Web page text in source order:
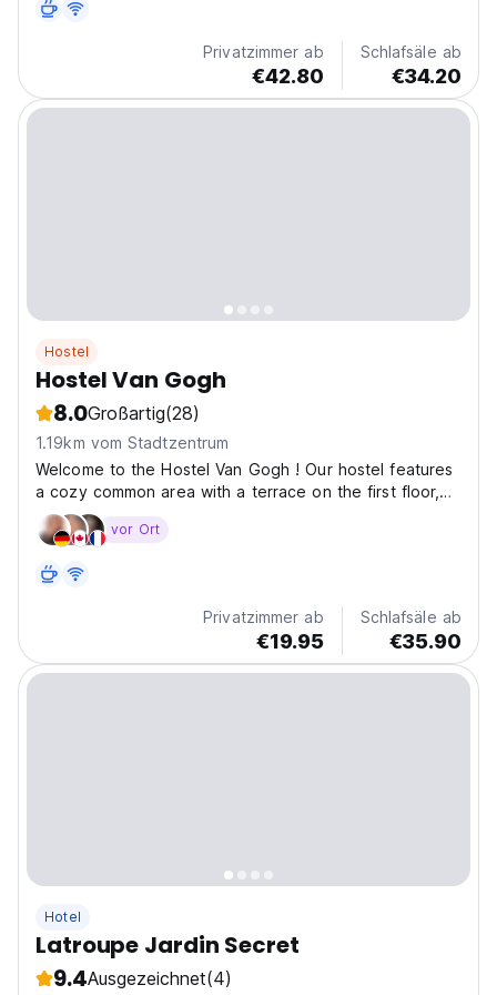
Privatzimmer ab
€42.80
Schlafsäle ab
€34.20
Hostel
Hostel Van Gogh
8.0Großartig(28)
1.19km vom Stadtzentrum
Welcome to the Hostel Van Gogh ! Our hostel features
a cozy common area with a terrace on the first floor,
perfect for relaxing and socializing. Enjoy a delicious
breakfast served from 7.00 to 10.00 to start your day
vor Ort
Privatzimmer ab
€19.95
Schlafsäle ab
€35.90
Hotel
Latroupe Jardin Secret
9.4Ausgezeichnet(4)